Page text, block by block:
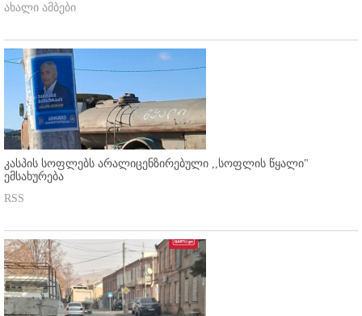
ახალი ამბები
კასპის სოფლებს არალიცენზირებული ,,სოფლის წყალი"
ემსახურება
RSS